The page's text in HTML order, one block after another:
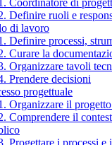
Coordinatore di
Definire ruoli e
di lavoro
Definire processi,
Curare la
Organizzare tavoli
Prendere decisioni
progettuale
Organizzare il
Comprendere il
Progettare i processi e i